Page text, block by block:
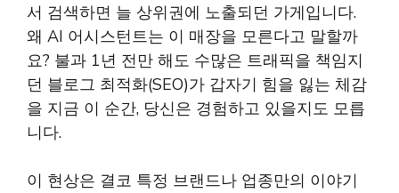
서 검색하면 늘 상위권에 노출되던 가게입니다.
왜 AI 어시스턴트는 이 매장을 모른다고 말할까
요? 불과 1년 전만 해도 수많은 트래픽을 책임지
던 블로그 최적화(SEO)가 갑자기 힘을 잃는 체감
을 지금 이 순간, 당신은 경험하고 있을지도 모릅
니다.
이 현상은 결코 특정 브랜드나 업종만의 이야기